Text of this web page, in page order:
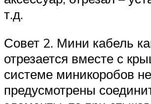
т.д.
Совет 2. Мини кабель
отрезается вместе с
системе миникоробов не
предусмотрены